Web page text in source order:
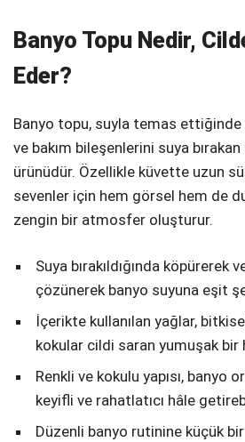
Banyo Topu Nedir,
Eder?
Banyo topu, suyla temas ettiğinde
ve bakım bileşenlerini suya
ürünüdür. Özellikle küvette uzun
sevenler için hem görsel hem de
zengin bir atmosfer oluşturur.
Suya bırakıldığında köpürerek
çözünerek banyo suyuna eşit
İçerikte kullanılan yağlar,
kokular cildi saran yumuşak
Renkli ve kokulu yapısı, banyo
keyifli ve rahatlatıcı hâle
Düzenli banyo rutinine küçük bir